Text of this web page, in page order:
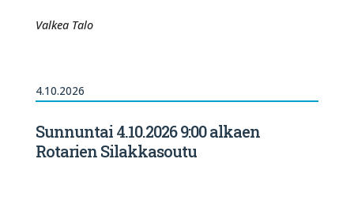
Valkea Talo
4.10.2026
Sunnuntai 4.10.2026 9:00 alkaen
Rotarien Silakkasoutu